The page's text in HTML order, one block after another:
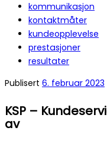
kommunikasjon
kontaktmåter
kundeopplevelse
prestasjoner
resultater
Publisert 6. februar 2023
KSP –
av